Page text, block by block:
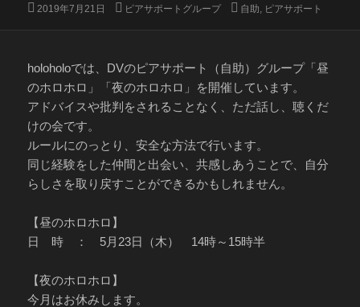
投
2019年7月21日
カ
ー
ピアサポートグループ
タ
自助, ピアサポート
holoholoでは、DVのピアサポート（自助）グループ「昼
のホロホロ」「夜のホロホロ」を開催しています。
アドバイスや批判をされることなく、ただ話し、聴くだ
けの会です。
ルールにのっとり、安全な方法で行います。
同じ経験をした仲間と出会い、共感しあうことで、自分
らしさを取り戻すことができるかもしれません。
【昼のホロホロ】
日 時 ： 5月23日（木） 14時～15時半
【夜のホロホロ】
今月はお休みします。